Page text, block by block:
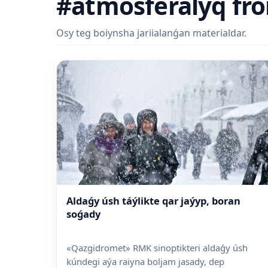
Osy teg boiynsha jariialanǵan materialdar.
Aldaǵy úsh táýlikte qar jaýyp, boran
soǵady
«Qazgidromet» RMK sinoptikteri aldaǵy úsh
kúndegi aýa raiyna boljam jasady, dep